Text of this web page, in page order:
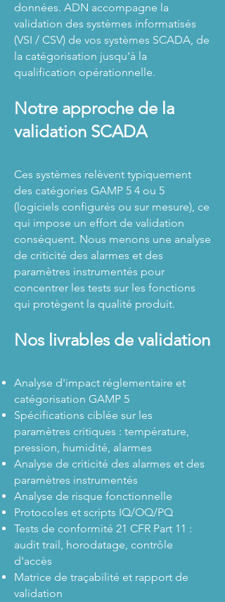
données. ADN accompagne la
validation des systèmes informatisés
(VSI / CSV) de vos systèmes SCADA, de
la catégorisation jusqu'à la
qualification opérationnelle.
Notre approche de la
validation SCADA
Ces systèmes relèvent typiquement
des catégories GAMP 5 4 ou 5
(logiciels configurés ou sur mesure), ce
qui impose un effort de validation
conséquent. Nous menons une analyse
de criticité des alarmes et des
paramètres instrumentés pour
concentrer les tests sur les fonctions
qui protègent la qualité produit.
Nos livrables de validation
Analyse d'impact réglementaire et
catégorisation GAMP 5
Spécifications ciblée sur les
paramètres critiques : température,
pression, humidité, alarmes
Analyse de criticité des alarmes et des
paramètres instrumentés
Analyse de risque fonctionnelle
Protocoles et scripts IQ/OQ/PQ
Tests de conformité 21 CFR Part 11 :
audit trail, horodatage, contrôle
d'accès
Matrice de traçabilité et rapport de
validation